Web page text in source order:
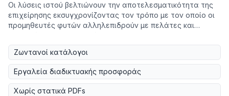
Οι λύσεις ιστού βελτιώνουν την αποτελεσματικότητα της
επιχείρησης εκσυγχρονίζοντας τον τρόπο με τον οποίο οι
προμηθευτές φυτών αλληλεπιδρούν με πελάτες και
Ζωντανοί κατάλογοι
Εργαλεία διαδικτυακής προσφοράς
Χωρίς στατικά PDFs